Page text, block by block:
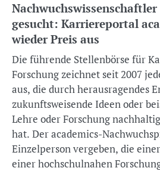
Nachwuchswissenschaftler
gesucht: Karriereportal
wieder Preis aus
Die führende Stellenbörse für
Forschung zeichnet seit 2007
aus, die durch herausragendes
zukunftsweisende Ideen oder
Lehre oder Forschung
hat. Der academics-
Einzelperson vergeben, die
einer hochschulnahen